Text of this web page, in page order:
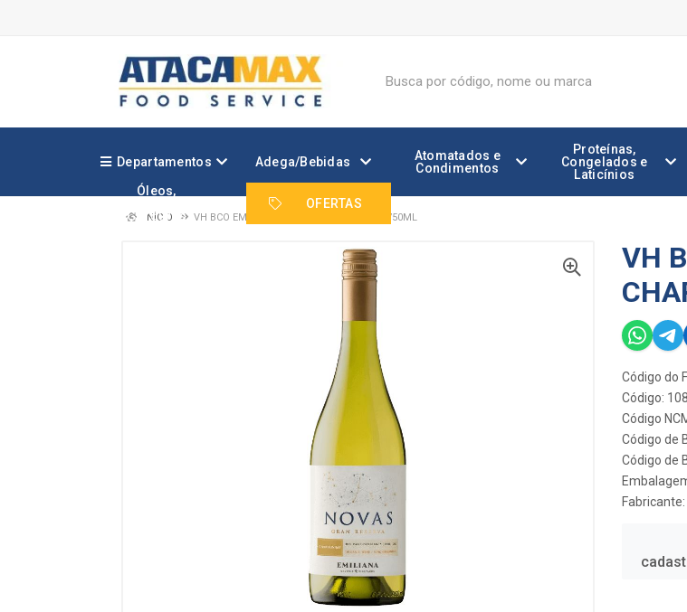
Departamentos Adega/Bebidas
Atomatados e
Condimentos
Proteínas,
Congelados e
Laticínios
Óleos,
Gorduras
OFERTAS
INÍCIO VH BCO EMILIANA NOVAS CHARDONNAY 750ML
VH
Código do
Código:
Código
Código de
Código de
Fabricante: